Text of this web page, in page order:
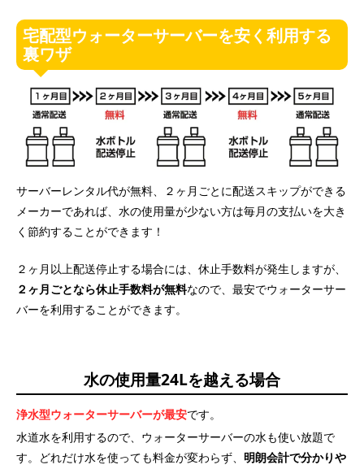
宅配型ウォーターサーバーを安く利用する
裏ワザ
サーバーレンタル代が無料、２ヶ月ごとに配送スキップができる
メーカーであれば、水の使用量が少ない方は毎月の支払いを大き
く節約することができます！
２ヶ月以上配送停止する場合には、休止手数料が発生しますが、
２ヶ月ごとなら休止手数料が無料なので、最安でウォーターサー
バーを利用することができます。
水の使用量24Lを越える場合
浄水型ウォーターサーバーが最安です。
水道水を利用するので、ウォーターサーバーの水も使い放題で
す。どれだけ水を使っても料金が変わらず、 明朗会計で分かりや